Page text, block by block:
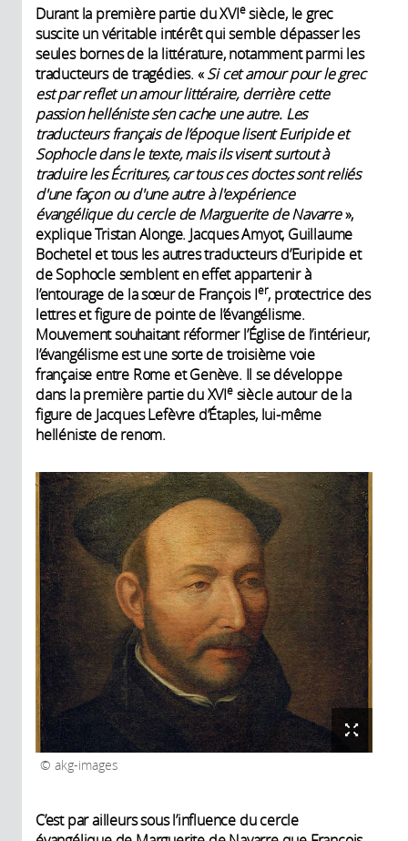
Durant la première partie du XVIesiècle, le grec
suscite un véritable intérêt qui semble dépasser les
seules bornes de la littérature, notamment parmi les
traducteurs de tragédies. «Si cet amour pour le grec
est par reflet un amour littéraire, derrière cette
passion helléniste s’en cache une autre. Les
traducteurs français de l’époque lisent Euripide et
Sophocle dans le texte, mais ils visent surtout à
traduire les Écritures, car tous ces doctes sont reliés
d'une façon ou d'une autre à l'expérience
évangélique du cercle de Marguerite de Navarre»,
explique Tristan Alonge. Jacques Amyot, Guillaume
Bochetel et tous les autres traducteurs d’Euripide et
de Sophocle semblent en effet appartenir à
l’entourage de la sœur de François Ier, protectrice des
lettres et figure de pointe de l’évangélisme.
Mouvement souhaitant réformer l’Église de l’intérieur,
l’évangélisme est une sorte de troisième voie
française entre Rome et Genève. Il se développe
dans la première partie du XVIesiècle autour de la
figure de Jacques Lefèvre d’Étaples, lui-même
helléniste de renom.
akg-images
C’est par ailleurs sous l’influence du cercle